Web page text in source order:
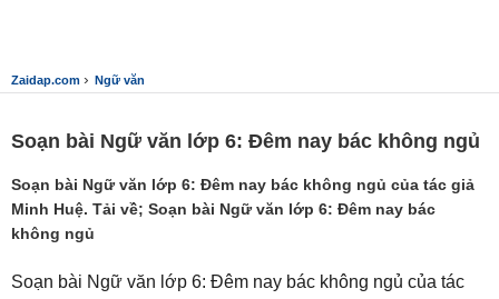
Zaidap.com › Ngữ văn
Soạn bài Ngữ văn lớp 6: Đêm nay bác không ngủ
Soạn bài Ngữ văn lớp 6: Đêm nay bác không ngủ của tác giả
Minh Huệ. Tải về; Soạn bài Ngữ văn lớp 6: Đêm nay bác
không ngủ
Soạn bài Ngữ văn lớp 6: Đêm nay bác không ngủ của tác